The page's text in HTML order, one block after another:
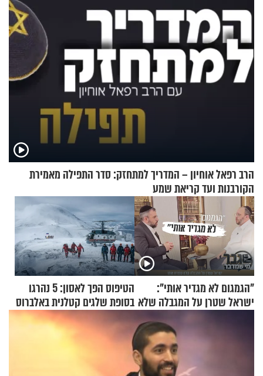
הרב רפאל אוחיון – המדריך למתחזק: סדר התפילה מאמירת
הקורבנות ועד קריאת שמע
"הגמגום לא מגדיר אותי":
ישראל שטרן על המגבלה שלא
עוצרת אותו
הטיפוס הפך לאסון: 5 נהרגו
בסופת שלגים קטלנית באלברוס